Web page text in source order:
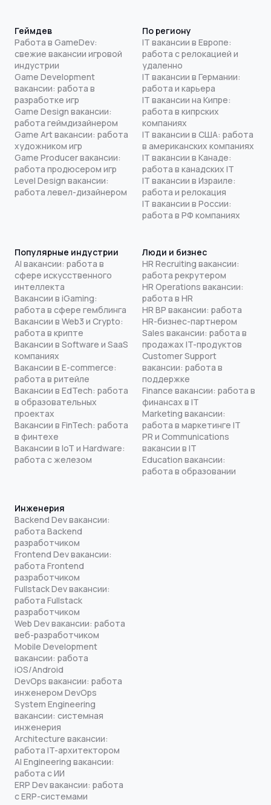
Геймдев
Работа в GameDev:
свежие вакансии игровой
индустрии
Game Development
вакансии: работа в
разработке игр
Game Design вакансии:
работа геймдизайнером
Game Art вакансии: работа
художником игр
Game Producer вакансии:
работа продюсером игр
Level Design вакансии:
работа левел-дизайнером
По региону
IT вакансии в Европе:
работа с релокацией и
удаленно
IT вакансии в Германии:
работа и карьера
IT вакансии на Кипре:
работа в кипрских
компаниях
IT вакансии в США: работа
в американских компаниях
IT вакансии в Канаде:
работа в канадских IT
IT вакансии в Израиле:
работа и релокация
IT вакансии в России:
работа в РФ компаниях
Популярные индустрии
AI вакансии: работа в
сфере искусственного
интеллекта
Вакансии в iGaming:
работа в сфере гемблинга
Вакансии в Web3 и Crypto:
работа в крипте
Вакансии в Software и SaaS
компаниях
Вакансии в E-commerce:
работа в ритейле
Вакансии в EdTech: работа
в образовательных
проектах
Вакансии в FinTech: работа
в финтехе
Вакансии в IoT и Hardware:
работа с железом
Люди и бизнес
HR Recruiting вакансии:
работа рекрутером
HR Operations вакансии:
работа в HR
HR BP вакансии: работа
HR-бизнес-партнером
Sales вакансии: работа в
продажах IT-продуктов
Customer Support
вакансии: работа в
поддержке
Finance вакансии: работа в
финансах в IT
Marketing вакансии:
работа в маркетинге IT
PR и Communications
вакансии в IT
Education вакансии:
работа в образовании
Инженерия
Backend Dev вакансии:
работа Backend
разработчиком
Frontend Dev вакансии:
работа Frontend
разработчиком
Fullstack Dev вакансии:
работа Fullstack
разработчиком
Web Dev вакансии: работа
веб-разработчиком
Mobile Development
вакансии: работа
iOS/Android
DevOps вакансии: работа
инженером DevOps
System Engineering
вакансии: системная
инженерия
Architecture вакансии:
работа IT-архитектором
AI Engineering вакансии:
работа с ИИ
ERP Dev вакансии: работа
с ERP-системами